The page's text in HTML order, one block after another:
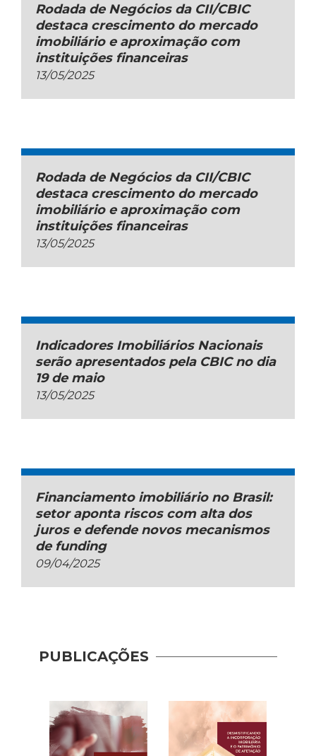
Rodada de Negócios da CII/CBIC
destaca crescimento do mercado
imobiliário e aproximação com
instituições financeiras
13/05/2025
Rodada de Negócios da CII/CBIC
destaca crescimento do mercado
imobiliário e aproximação com
instituições financeiras
13/05/2025
Indicadores Imobiliários Nacionais
serão apresentados pela CBIC no dia
19 de maio
13/05/2025
Financiamento imobiliário no Brasil:
setor aponta riscos com alta dos
juros e defende novos mecanismos
de funding
09/04/2025
PUBLICAÇÕES